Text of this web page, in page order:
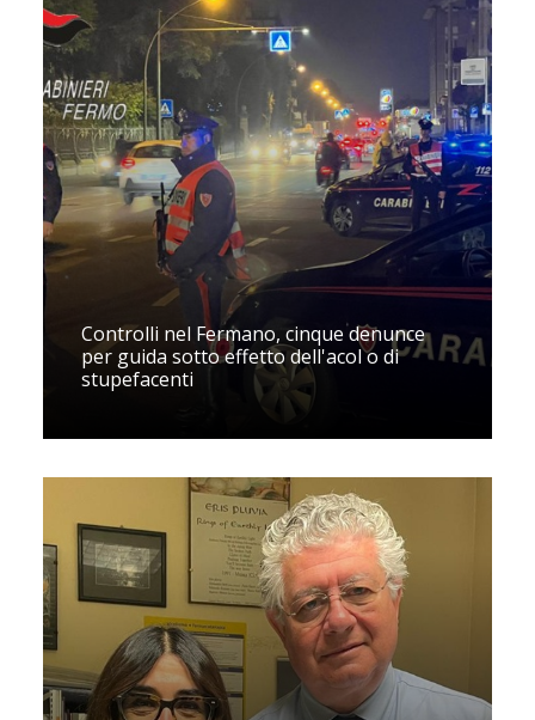
Controlli nel Fermano, cinque denunce
per guida sotto effetto dell'acol o di
stupefacenti